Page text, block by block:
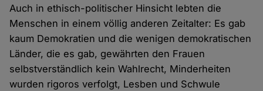
Auch in ethisch-politischer Hinsicht lebten die
Menschen in einem völlig anderen Zeitalter: Es gab
kaum Demokratien und die wenigen demokratischen
Länder, die es gab, gewährten den Frauen
selbstverständlich kein Wahlrecht, Minderheiten
wurden rigoros verfolgt, Lesben und Schwule